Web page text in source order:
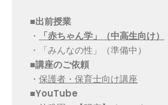
■出前授業
・
「赤ちゃん学」（中高生向け）
・「みんなの性」（準備中）
■講座のご依頼
・ 保護者・保育士向け講座
■YouTube